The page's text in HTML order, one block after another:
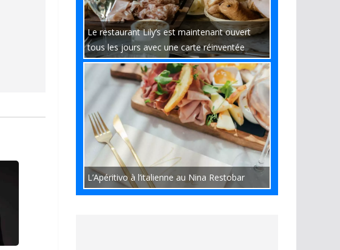
Le restaurant Lily’s est maintenant ouvert
tous les jours avec une carte réinventée
L’Apéritivo à l’italienne au Nina Restobar